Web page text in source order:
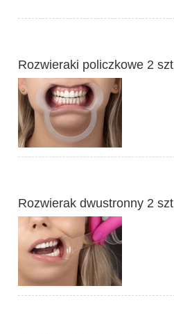
Rozwieraki policzkowe 2
Rozwierak dwustronny 2